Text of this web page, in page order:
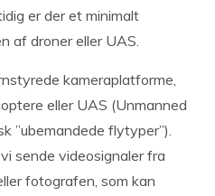
er der et minimalt
af droner eller UAS.
kameraplatforme,
eller UAS (Unmanned
”ubemandede flytyper”).
sende videosignaler fra
fotografen, som kan